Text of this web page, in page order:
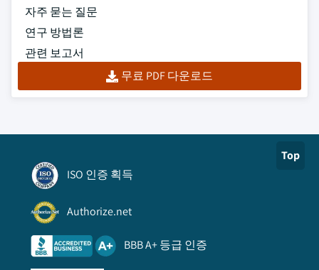
자주 묻는 질문
연구 방법론
관련 보고서
무료 PDF 다운로드
Top
ISO 인증 획득
Authorize.net
BBB A+ 등급 인증